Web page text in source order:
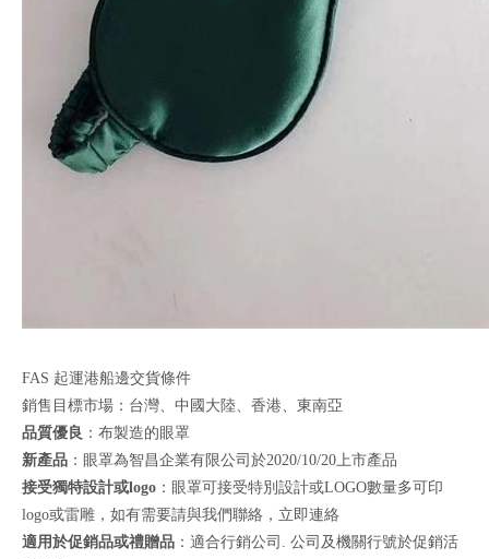
FAS 起運港船邊交貨條件
銷售目標市場：台灣、中國大陸、香港、東南亞
品質優良 ：布製造的眼罩
新產品 ：眼罩為智昌企業有限公司於2020/10/20上市產品
接受獨特設計或logo ：眼罩可接受特別設計或LOGO數量多可印
logo或雷雕，如有需要請與我們聯絡， 立即連絡
適用於促銷品或禮贈品 ：適合行銷公司. 公司及機關行號於促銷活